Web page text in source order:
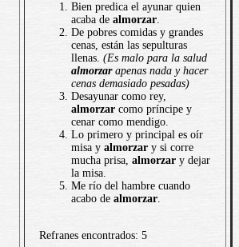
Bien predica el ayunar quien
acaba de almorzar.
De pobres comidas y grandes
cenas, están las sepulturas
llenas. (Es malo para la salud
almorzarapenas nada y hacer
cenas demasiado pesadas)
Desayunar como rey,
almorzar como príncipe y
cenar como mendigo.
Lo primero y principal es oír
misa y almorzar y si corre
mucha prisa, almorzar y dejar
la misa.
Me río del hambre cuando
acabo de almorzar.
Refranes encontrados: 5